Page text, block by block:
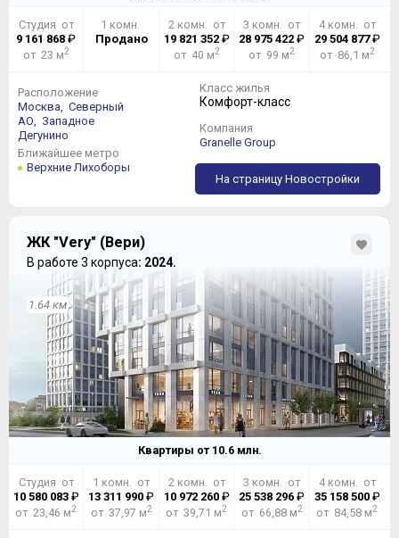
Студия от
9 161 868 ₽
от 23 м2
1 комн.
Продано
2 комн. от
19 821 352₽
от 40 м2
3 комн. от
28 975 422 ₽
от 99 м2
4 комн. от
29 504 877₽
от 86,1 м2
Расположение
Москва, Северный
АО, Западное
Дегунино
Ближайшее метро
Верхние Лихоборы
Класс жилья
Комфорт-класс
Компания
Granelle Group
На страницу Новостройки
ЖК "Very" (Вери)
В работе 3 корпуса: 2024.
1.64 км
Квартиры от 10.6млн.
Студия от
10 580 083₽
от 23,46 м2
1 комн. от
13 311 990 ₽
от 37,97 м2
2 комн. от
10 972 260₽
от 39,71 м2
3 комн. от
25 538 296 ₽
от 66,88 м2
4 комн. от
35 158 500₽
от 84,58 м2